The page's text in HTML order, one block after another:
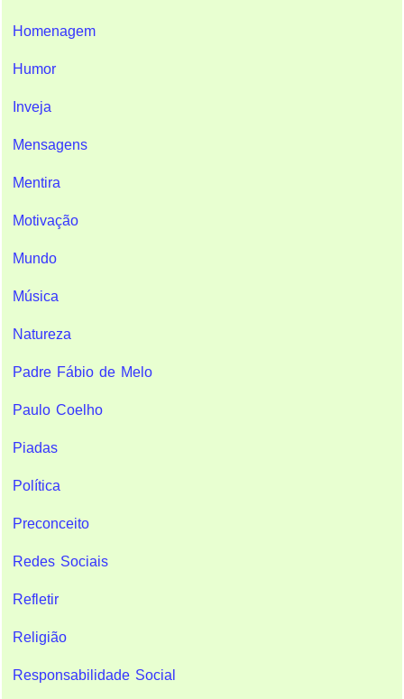
Homenagem
Humor
Inveja
Mensagens
Mentira
Motivação
Mundo
Música
Natureza
Padre Fábio de Melo
Paulo Coelho
Piadas
Política
Preconceito
Redes Sociais
Refletir
Religião
Responsabilidade Social